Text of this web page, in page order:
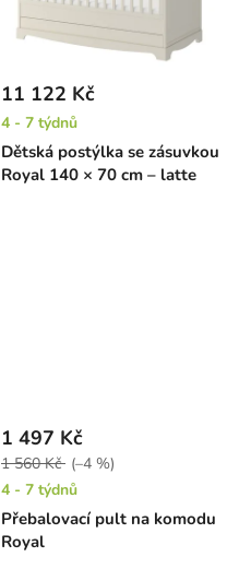
Dětská postýlka se zásuvkou
Royal 140 × 70 cm – latte
11 122 Kč
4 - 7 týdnů
Přebalovací pult na komodu
Royal
1 497 Kč
1 560 Kč (–4 %)
4 - 7 týdnů